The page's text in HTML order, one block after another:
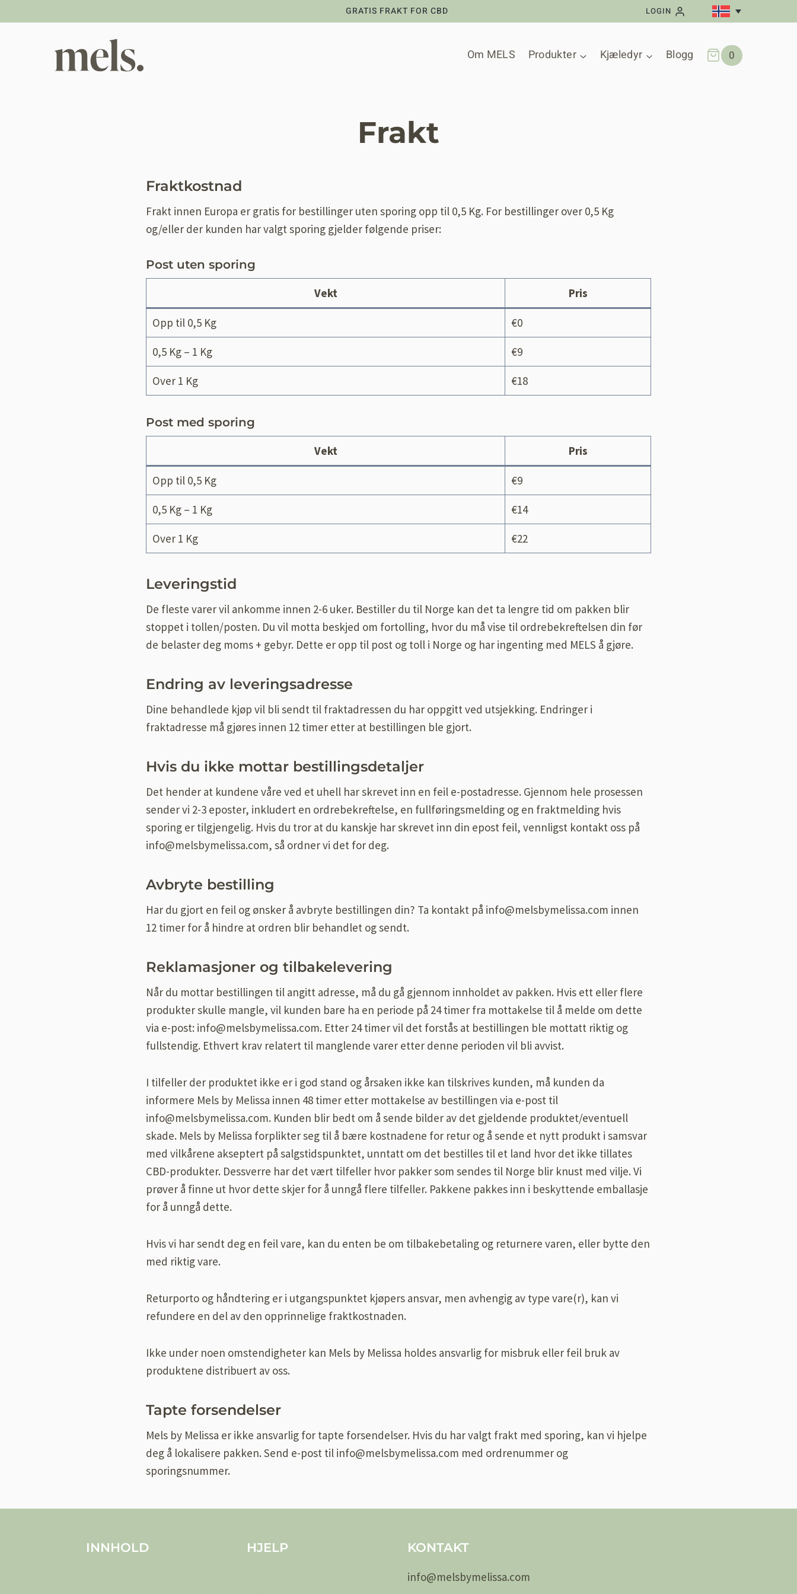
to
GRATIS FRAKT FOR CBD LOGIN
Om MELS Produkter Kjæledyr Blogg 0
Frakt
Fraktkostnad
Frakt innen Europa er gratis for bestillinger uten sporing opp til 0,5 Kg. For bestillinger over 0,5 Kg
og/eller der kunden har valgt sporing gjelder følgende priser:
Post uten sporing
Vekt
Pris
Opp til 0,5 Kg €0
0,5 Kg – 1 Kg €9
Over 1 Kg €18
Post med sporing
Vekt
Pris
Opp til 0,5 Kg €9
0,5 Kg – 1 Kg €14
Over 1 Kg €22
Leveringstid
De fleste varer vil ankomme innen 2-6 uker. Bestiller du til Norge kan det ta lengre tid om pakken blir
stoppet i tollen/posten. Du vil motta beskjed om fortolling, hvor du må vise til ordrebekreftelsen din før
de belaster deg moms + gebyr. Dette er opp til post og toll i Norge og har ingenting med MELS å gjøre.
Endring av leveringsadresse
Dine behandlede kjøp vil bli sendt til fraktadressen du har oppgitt ved utsjekking. Endringer i
fraktadresse må gjøres innen 12 timer etter at bestillingen ble gjort.
Hvis du ikke mottar bestillingsdetaljer
Det hender at kundene våre ved et uhell har skrevet inn en feil e-postadresse. Gjennom hele prosessen
sender vi 2-3 eposter, inkludert en ordrebekreftelse, en fullføringsmelding og en fraktmelding hvis
sporing er tilgjengelig. Hvis du tror at du kanskje har skrevet inn din epost feil, vennligst kontakt oss på
info@melsbymelissa.com, så ordner vi det for deg.
Avbryte bestilling
Har du gjort en feil og ønsker å avbryte bestillingen din? Ta kontakt på info@melsbymelissa.com innen
12 timer for å hindre at ordren blir behandlet og sendt.
Reklamasjoner og tilbakelevering
Når du mottar bestillingen til angitt adresse, må du gå gjennom innholdet av pakken. Hvis ett eller flere
produkter skulle mangle, vil kunden bare ha en periode på 24 timer fra mottakelse til å melde om dette
via e-post: info@melsbymelissa.com. Etter 24 timer vil det forstås at bestillingen ble mottatt riktig og
fullstendig. Ethvert krav relatert til manglende varer etter denne perioden vil bli avvist.
I tilfeller der produktet ikke er i god stand og årsaken ikke kan tilskrives kunden, må kunden da
informere Mels by Melissa innen 48 timer etter mottakelse av bestillingen via e-post til
info@melsbymelissa.com. Kunden blir bedt om å sende bilder av det gjeldende produktet/eventuell
skade. Mels by Melissa forplikter seg til å bære kostnadene for retur og å sende et nytt produkt i samsvar
med vilkårene akseptert på salgstidspunktet, unntatt om det bestilles til et land hvor det ikke tillates
CBD-produkter. Dessverre har det vært tilfeller hvor pakker som sendes til Norge blir knust med vilje. Vi
prøver å finne ut hvor dette skjer for å unngå flere tilfeller. Pakkene pakkes inn i beskyttende emballasje
for å unngå dette.
Hvis vi har sendt deg en feil vare, kan du enten be om tilbakebetaling og returnere varen, eller bytte den
med riktig vare.
Returporto og håndtering er i utgangspunktet kjøpers ansvar, men avhengig av type vare(r), kan vi
refundere en del av den opprinnelige fraktkostnaden.
Ikke under noen omstendigheter kan Mels by Melissa holdes ansvarlig for misbruk eller feil bruk av
produktene distribuert av oss.
Tapte forsendelser
Mels by Melissa er ikke ansvarlig for tapte forsendelser. Hvis du har valgt frakt med sporing, kan vi hjelpe
deg å lokalisere pakken. Send e-post til info@melsbymelissa.com med ordrenummer og
sporingsnummer.
INNHOLD HJELP KONTAKT
info@melsbymelissa.com